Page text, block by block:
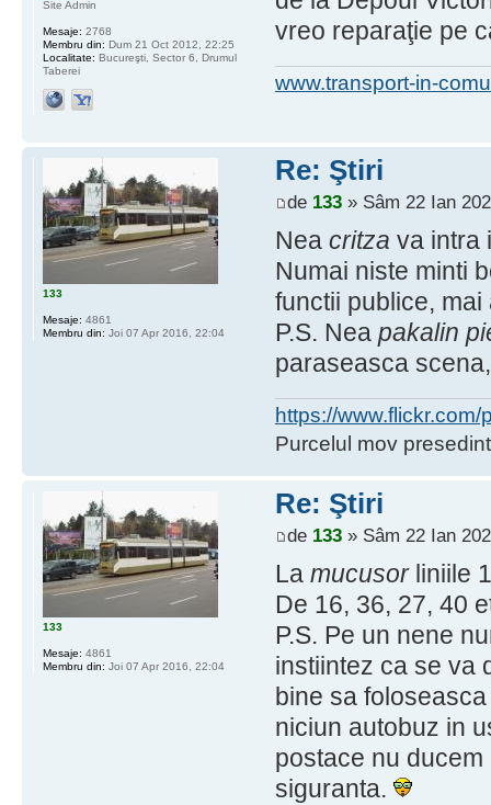
vreo reparaţie pe
www.transport-in-
Site Admin
Mesaje: 2768
Membru din: Dum 21 Oct 2012, 22:25
Localitate: Bucureşti, Sector 6, Drumul
Taberei
Re: Ştiri
de 133» Sâm 22 Ian
Nea critza va intra
Numai niste minti
functii publice,
P.S. Nea pakalin
paraseasca
https://
Purcelul mov
133
Mesaje: 4861
Membru din: Joi 07 Apr 2016, 22:04
Re: Ştiri
de 133» Sâm 22 Ian
La mucusorliniile
De 16, 36, 27, 40
P.S. Pe un nene
instiintez ca se va
bine sa
niciun autobuz in
postace nu
siguranta.
133
Mesaje: 4861
Membru din: Joi 07 Apr 2016, 22:04